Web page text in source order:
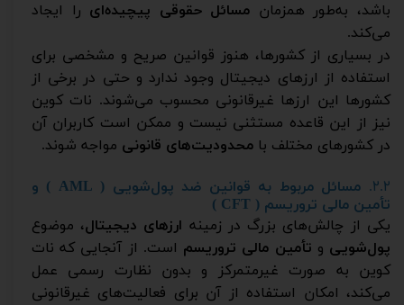
باشد، به‌طور همزمان مسائل حقوقی پیچیده‌ای را ایجاد
می‌کند.
در بسیاری از کشورها، هنوز قوانین صریح و مشخصی برای
استفاده از ارزهای دیجیتال وجود ندارد و حتی در برخی از
کشورها این ارزها غیرقانونی محسوب می‌شوند. نات کوین
نیز از این قاعده مستثنی نیست و ممکن است کاربران آن
در کشورهای مختلف با محدودیت‌های قانونی مواجه شوند.
۲.۲. مسائل مربوط به قوانین ضد پول‌شویی ( AML
) و
تأمین مالی تروریسم ( CFT
)
یکی از چالش‌های بزرگ در زمینه ارزهای دیجیتال، موضوع
پول‌شویی و تأمین مالی تروریسم است. از آنجایی که نات
کوین به صورت غیرمتمرکز و بدون نظارت رسمی عمل
می‌کند، امکان استفاده از آن برای فعالیت‌های غیرقانونی